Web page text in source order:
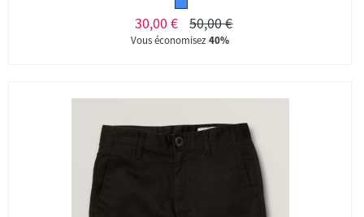
30,00 € 50,00 €
Vous économisez40%